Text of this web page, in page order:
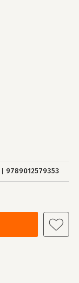
9789012579353